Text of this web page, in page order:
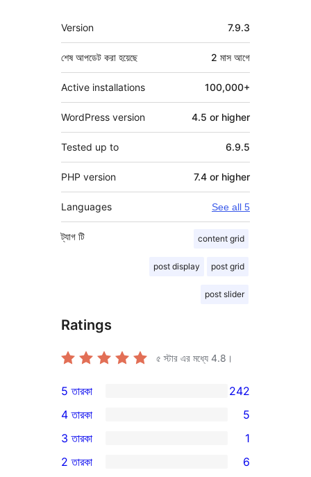
মেটা
Version 7.9.3
শেষ আপডেট করা হয়েছে 2 মাস আগে
Active installations 100,000+
WordPress version 4.5 or higher
Tested up to 6.9.5
PHP version 7.4 or higher
Languages See all 5
ট্যাগ content grid
post display post grid
post slider
টি
Ratings
৫ স্টার এর মধ্যে 4.8 ।
242টি
5-
স্টার
রিভিউ
5 তারকা 242
4-
স্টার
4 তারকা 5
1টি
3-
3 তারকা 1
2 তারকা 6